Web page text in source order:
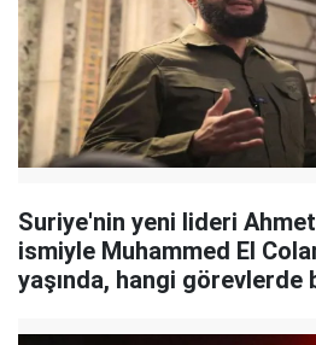
Suriye'nin yeni lideri
ismiyle Muhammed El
yaşında, hangi görevlerde